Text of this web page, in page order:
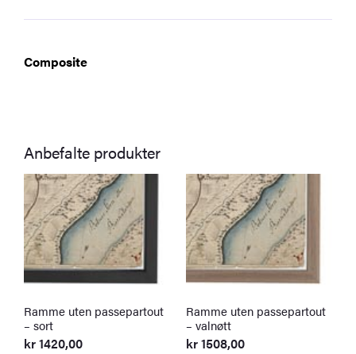
Composite
Anbefalte produkter
Ramme uten passepartout
– sort
kr1420,00
Ramme uten passepartout
– valnøtt
kr1508,00